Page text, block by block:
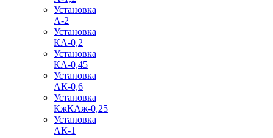
Установка
А-2
Установка
КА-0,2
Установка
КА-0,45
Установка
АК-0,6
Установка
КжКАж-0,25
Установка
АК-1